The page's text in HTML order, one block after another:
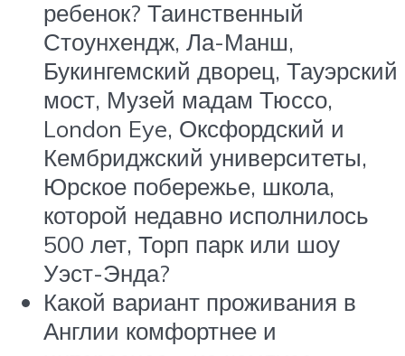
ребенок? Таинственный
Стоунхендж, Ла-Манш,
Букингемский дворец, Тауэрский
мост, Музей мадам Тюссо,
London Eye, Оксфордский и
Кембриджский университеты,
Юрское побережье, школа,
которой недавно исполнилось
500 лет, Торп парк или шоу
Уэст-Энда?
Какой вариант проживания в
Англии комфортнее и